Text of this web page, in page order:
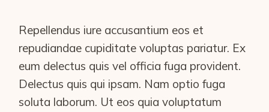
Repellendus iure accusantium eos et
repudiandae cupiditate voluptas pariatur. Ex
eum delectus quis vel officia fuga provident.
Delectus quis qui ipsam. Nam optio fuga
soluta laborum. Ut eos quia voluptatum